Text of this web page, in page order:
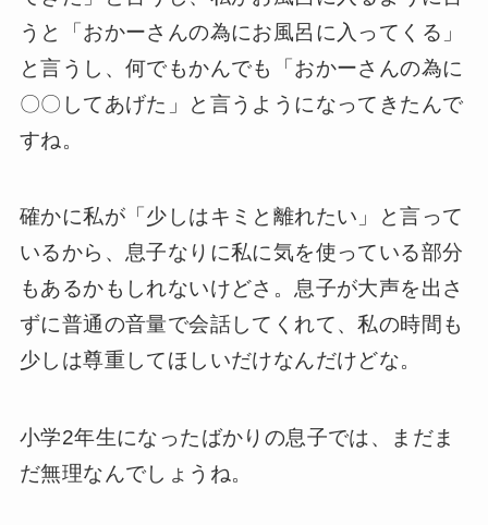
うと「おかーさんの為にお風呂に入ってくる」
と言うし、何でもかんでも「おかーさんの為に
〇〇してあげた」と言うようになってきたんで
すね。
確かに私が「少しはキミと離れたい」と言って
いるから、息子なりに私に気を使っている部分
もあるかもしれないけどさ。息子が大声を出さ
ずに普通の音量で会話してくれて、私の時間も
少しは尊重してほしいだけなんだけどな。
小学2年生になったばかりの息子では、まだま
だ無理なんでしょうね。